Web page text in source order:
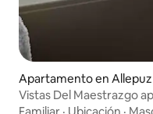
Apartamento en Allepuz
Vistas Del Maestrazgo